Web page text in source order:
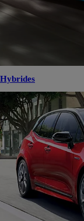
Hybrides